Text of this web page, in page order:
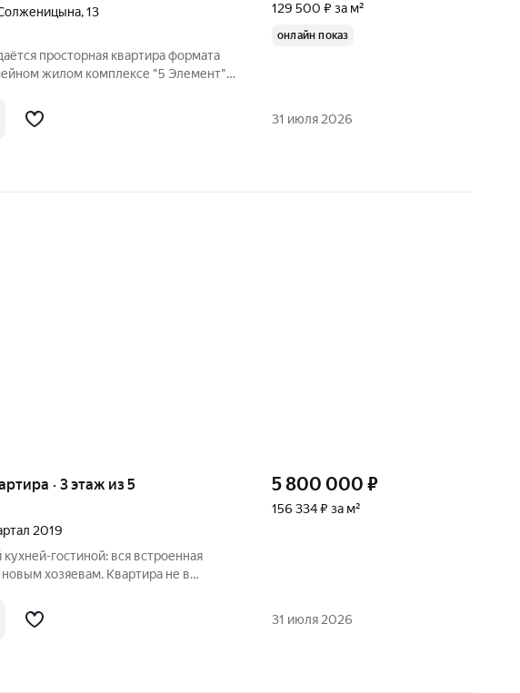
,13
просторная квартира формата
жилом комплексе "5 Элемент".
вся необходимая техника
129 500 ₽ за м²
онлайн показ
31 июля 2026
· 3 этаж из 5
2019
гостиной: вся встроенная
хозяевам. Квартира не в
на закрытой территории несколько
5 800 000 ₽
156 334 ₽ за м²
31 июля 2026